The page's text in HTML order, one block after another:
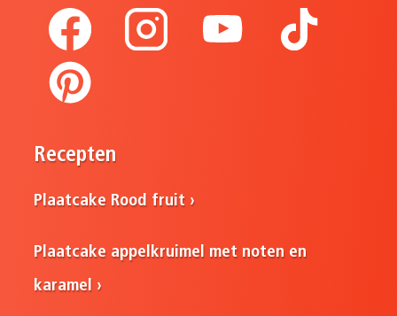
Recepten
Plaatcake Rood fruit
Plaatcake appelkruimel met noten en
karamel